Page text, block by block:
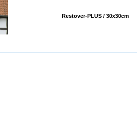
Restover-PLUS / 30x30cm